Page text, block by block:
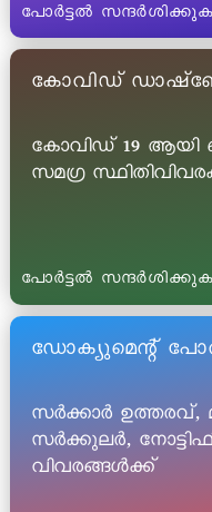
പോർട്ടൽ സന്ദർശിക്കുക
കോവിഡ്
കോവിഡ് 19 ആയി
സമഗ്ര
പോർട്ടൽ സന്ദർശിക്കുക
ഡോക്യുമെന്റ്
സർക്കാർ ഉത്തരവ്,
സർക്കുലർ,
വിവരങ്ങൾക്ക്